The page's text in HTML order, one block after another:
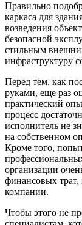
Правильно
каркаса для
возведения
безопасной
стильным
инфраструктуру
Перед тем, как
руками, еще раз
практический
процесс
исполнитель не
на собственном
Кроме того,
организации
финансовых трат,
компании.
Чтобы этого не